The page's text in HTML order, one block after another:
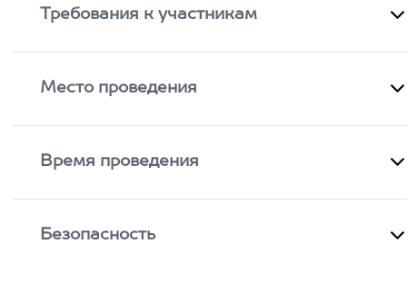
Требования к участникам
Место проведения
Время проведения
Безопасность